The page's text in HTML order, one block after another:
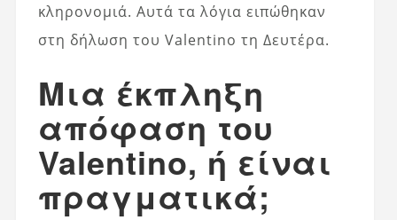
κληρονομιά. Αυτά τα λόγια ειπώθηκαν
στη δήλωση του Valentino τη Δευτέρα.
Μια έκπληξη
απόφαση του
Valentino, ή είναι
πραγματικά;